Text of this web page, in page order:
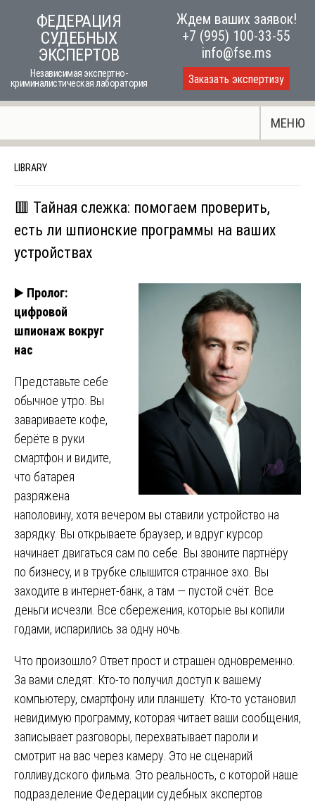
ФЕДЕРАЦИЯ
СУДЕБНЫХ
ЭКСПЕРТОВ
Независимая экспертно-
криминалистическая лаборатория
Ждем ваших заявок!
+7 (995) 100-33-55
info@fse.ms
Заказать экспертизу
МЕНЮ
LIBRARY
🟥 Тайная слежка: помогаем проверить,
есть ли шпионские программы на ваших
устройствах
▶️ Пролог:
цифровой
шпионаж вокруг
нас
Представьте себе
обычное утро. Вы
завариваете кофе,
берёте в руки
смартфон и видите,
что батарея
разряжена
наполовину, хотя вечером вы ставили устройство на
зарядку. Вы открываете браузер, и вдруг курсор
начинает двигаться сам по себе. Вы звоните партнёру
по бизнесу, и в трубке слышится странное эхо. Вы
заходите в интернет-банк, а там — пустой счёт. Все
деньги исчезли. Все сбережения, которые вы копили
годами, испарились за одну ночь.
Что произошло? Ответ прост и страшен одновременно.
За вами следят. Кто-то получил доступ к вашему
компьютеру, смартфону или планшету. Кто-то установил
невидимую программу, которая читает ваши сообщения,
записывает разговоры, перехватывает пароли и
смотрит на вас через камеру. Это не сценарий
голливудского фильма. Это реальность, с которой наше
подразделение Федерации судебных экспертов